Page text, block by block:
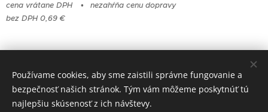
cena vrátane DPH
nezahŕňa cenu dopravy
bez DPH 0,69 €
© 2023 Všetky práva vyhradené
Cookies
Používame cookies, aby sme zaistili správne fungovanie a
bezpečnosť našich stránok. Tým vám môžeme poskytnúť tú
najlepšiu skúsenosť z ich návštevy.